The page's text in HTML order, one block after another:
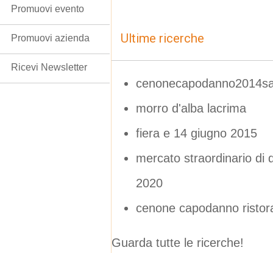
Ultime ricerche
morro d'alba lacrima
fiera e 14 giugno 2015
mercato straordinario di
2020
cenone capodanno
Guarda tutte le ricerche!
Promuovi evento
Promuovi azienda
Ricevi Newsletter